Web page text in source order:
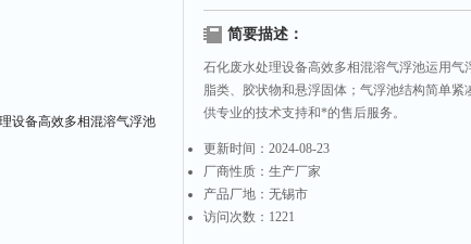
简要描述：
石化废水处理设备高效多相混溶气浮池运用气
脂类、胶状物和悬浮固体；气浮池结构简单
供专业的技术支持和*的售后服务。
更新时间： 2024-08-23
厂商性质： 生产厂家
产品厂地： 无锡市
访问次数： 1221